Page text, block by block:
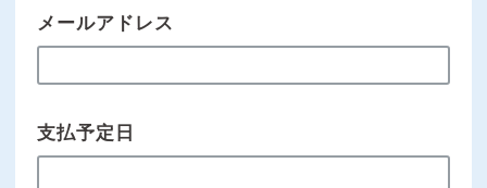
メールアドレス
支払予定日